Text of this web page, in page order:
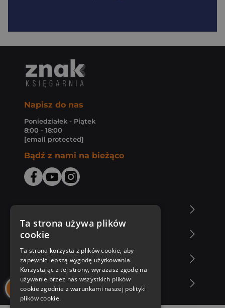
Napisz do nas
Poniedziałek - Piątek
8:00 - 18:00
[email protected]
Bądź z nami na bieżąco
Zakupy u nas
Nasza oferta
Nasi autorzy
Ta strona używa plików
cookie
Ta strona korzysta z plików cookie, aby
zapewnić lepszą wygodę użytkowania.
Korzystając z tej strony, wyrażasz zgodę na
używanie przez nas wszystkich plików
cookie zgodnie z warunkami naszej polityki
plików cookie.